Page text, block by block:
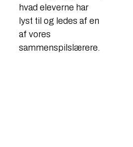
hvad eleverne har
lyst til og ledes af en
af vores
sammenspilslærere.